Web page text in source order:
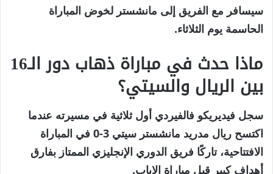
سيسافر مع الفريق إلى مانشستر لخوض المباراة
الحاسمة يوم الثلاثاء.
ماذا حدث في مباراة ذهاب دور الـ16
بين الريال والسيتي؟
سجل فيديريكو فالفيردي أول ثلاثية في مسيرته عندما
اكتسح ريال مدريد مانشستر سيتي 3-0 في المباراة
الافتتاحية، تاركًا فريق الدوري الإنجليزي الممتاز بفارق
أهداف كبير قبل مباراة الإياب.